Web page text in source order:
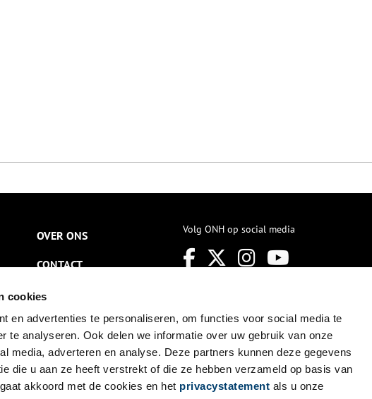
cookies
en advertenties te personaliseren, om functies voor social media te
te analyseren. Ook delen we informatie over uw gebruik van onze
media, adverteren en analyse. Deze partners kunnen deze gegevens
die u aan ze heeft verstrekt of die ze hebben verzameld op basis van
akkoord met de cookies en het privacystatement als u onze
OVER ONS
CONTACT
NIEUWSBRIEF
DISCLAIMER
PRIVACY
TOEGANKELIJKHEID
Volg ONH op social media